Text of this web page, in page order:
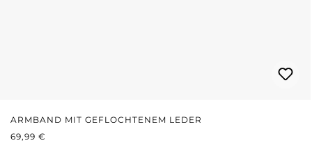
ARMBAND MIT GEFLOCHTENEM LEDER
REGULÄRER PREIS:
69,99 €